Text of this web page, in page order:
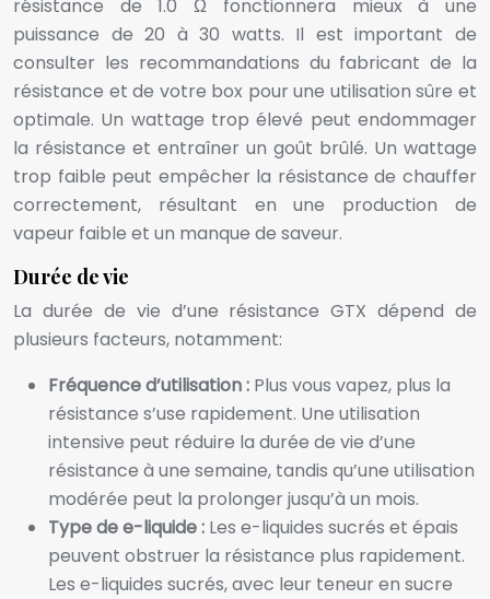
résistance de 1.0 Ω fonctionnera mieux à une
puissance de 20 à 30 watts. Il est important de
consulter les recommandations du fabricant de la
résistance et de votre box pour une utilisation sûre et
optimale. Un wattage trop élevé peut endommager
la résistance et entraîner un goût brûlé. Un wattage
trop faible peut empêcher la résistance de chauffer
correctement, résultant en une production de
vapeur faible et un manque de saveur.
Durée de vie
La durée de vie d’une résistance GTX dépend de
plusieurs facteurs, notamment:
Fréquence d’utilisation : Plus vous vapez, plus la
résistance s’use rapidement. Une utilisation
intensive peut réduire la durée de vie d’une
résistance à une semaine, tandis qu’une utilisation
modérée peut la prolonger jusqu’à un mois.
Type de e-liquide : Les e-liquides sucrés et épais
peuvent obstruer la résistance plus rapidement.
Les e-liquides sucrés, avec leur teneur en sucre